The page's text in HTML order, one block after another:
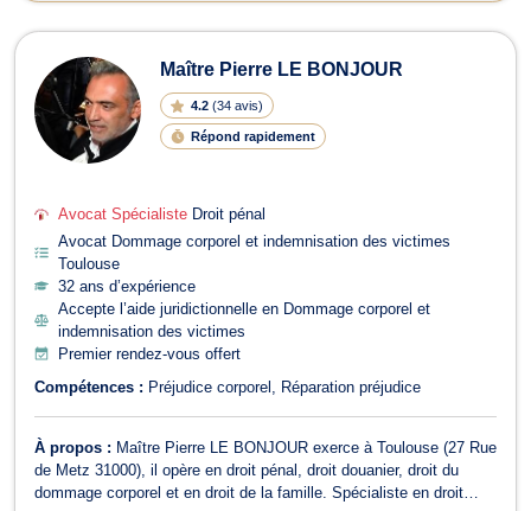
Maître Pierre LE BONJOUR
4.2 (34 avis)
Répond rapidement
Avocat Spécialiste Droit pénal
Avocat Dommage corporel et indemnisation des victimes
Toulouse
32 ans d’expérience
Accepte l’aide juridictionnelle en Dommage corporel et
indemnisation des victimes
Premier rendez-vous offert
Compétences : Préjudice corporel Réparation préjudice
À propos : Maître Pierre LE BONJOUR exerce à Toulouse (27 Rue
de Metz 31000), il opère en droit pénal, droit douanier, droit du
dommage corporel et en droit de la famille. Spécialiste en droit